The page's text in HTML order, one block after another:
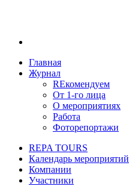
Главная
Журнал
REкомендуем
От 1-го лица
О мероприятиях
Работа
Фоторепортажи
REPA TOURS
Календарь мероприятий
Компании
Участники